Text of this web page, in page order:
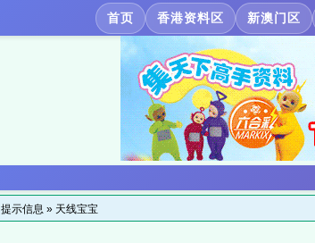
首页 香港资料区 新澳门区
提示信息 » 天线宝宝